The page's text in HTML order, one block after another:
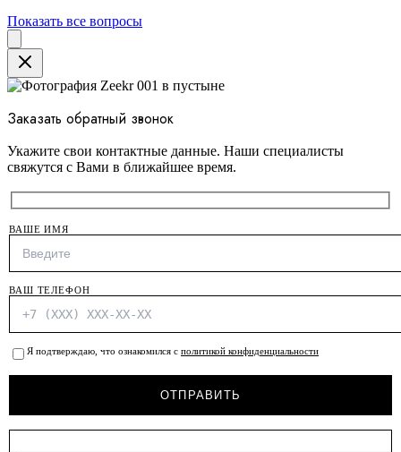
Показать все вопросы
Close
Заказать обратный звонок
Укажите свои контактные данные. Наши специалисты
свяжутся с Вами в ближайшее время.
ВАШЕ ИМЯ
ВАШ ТЕЛЕФОН
Я подтверждаю, что ознакомился с политикой конфиденциальности